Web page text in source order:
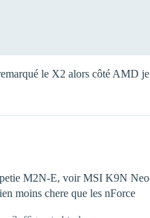
le X2 alors côté AMD
M2N-E, voir MSI K9N
moins chere que les nForce